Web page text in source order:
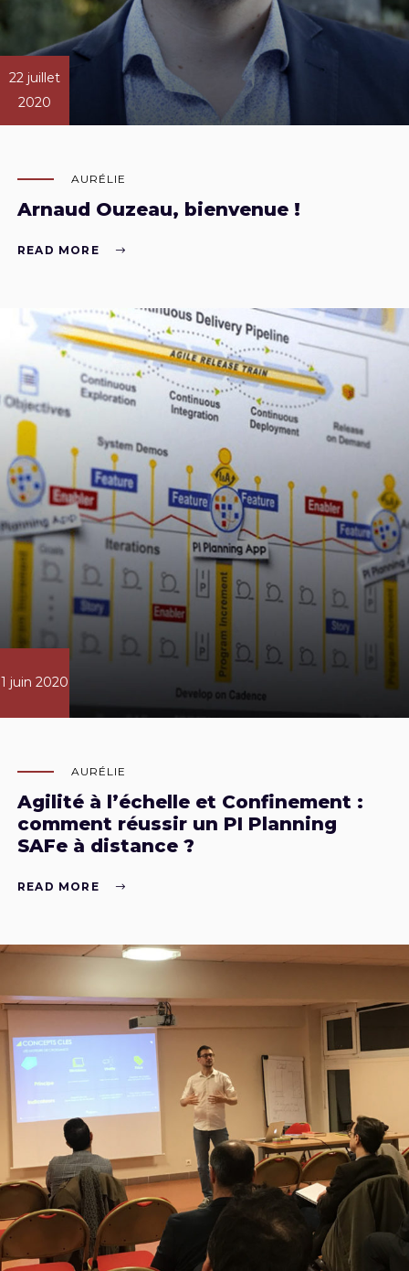
22 juillet
2020
AURÉLIE
Arnaud Ouzeau, bienvenue !
READ MORE
1 juin 2020
AURÉLIE
Agilité à l’échelle et Confinement :
comment réussir un PI Planning
SAFe à distance ?
READ MORE